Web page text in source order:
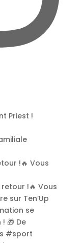
Priest !
!🔥 Vous